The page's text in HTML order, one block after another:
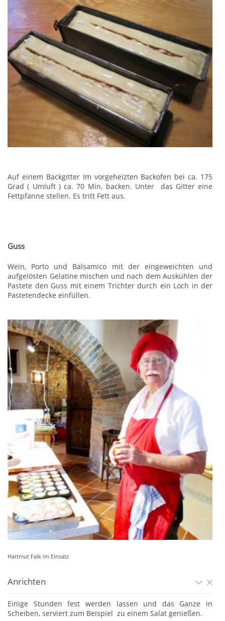
Auf einem Backgitter Im vorgeheizten Backofen bei ca. 175
Grad ( Umluft ) ca. 70 Min. backen. Unter das Gitter eine
Fettpfanne stellen. Es tritt Fett aus.
Guss
Wein, Porto und Balsamico mit der eingeweichten und
aufgelösten Gelatine mischen und nach dem Auskühlen der
Pastete den Guss mit einem Trichter durch ein Loch in der
Pastetendecke einfüllen.
Hartmut Falk im Einsatz
Anrichten
Einige Stunden fest werden lassen und das Ganze in
Scheiben, serviert zum Beispiel zu einem Salat genießen.